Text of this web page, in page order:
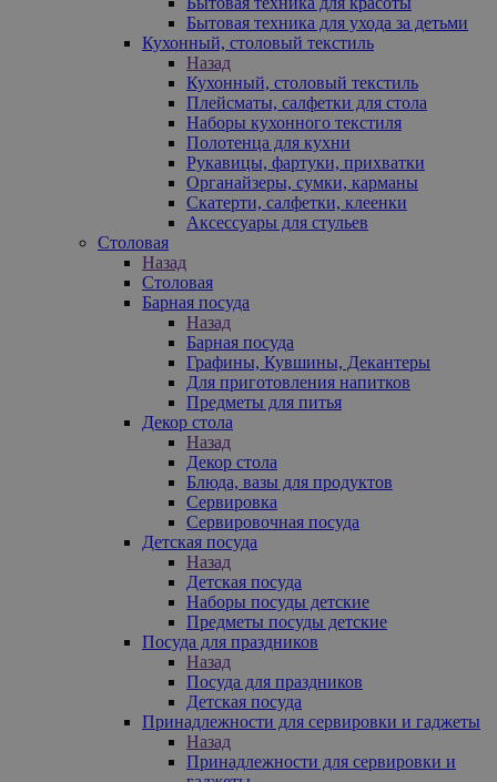
Бытовая техника для ухода за детьми
Кухонный, столовый текстиль
Назад
Кухонный, столовый текстиль
Плейсматы, салфетки для стола
Наборы кухонного текстиля
Полотенца для кухни
Рукавицы, фартуки, прихватки
Органайзеры, сумки, карманы
Скатерти, салфетки, клеенки
Аксессуары для стульев
Столовая
Назад
Столовая
Барная посуда
Назад
Барная посуда
Графины, Кувшины, Декантеры
Для приготовления напитков
Предметы для питья
Декор стола
Назад
Декор стола
Блюда, вазы для продуктов
Сервировка
Сервировочная посуда
Детская посуда
Назад
Детская посуда
Наборы посуды детские
Предметы посуды детские
Посуда для праздников
Назад
Посуда для праздников
Детская посуда
Принадлежности для сервировки и гаджеты
Назад
Принадлежности для сервировки и